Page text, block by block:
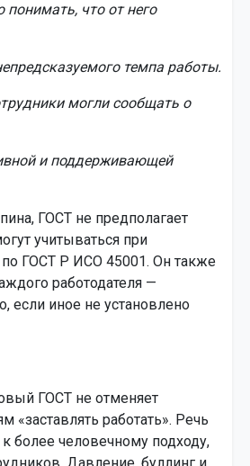
что от него
темпа работы.
могли сообщать о
и поддерживающей
ГОСТ не предполагает
учитываться при
ГОСТ Р ИСО 45001. Он также
работодателя —
если иное не установлено
ГОСТ не отменяет
«заставлять работать». Речь
более человечному подходу,